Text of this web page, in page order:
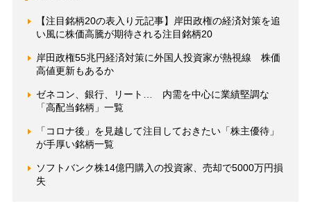
【注目銘柄20の表入り元記事】岸田政権の経済対策を追
い風に株価高騰が期待される注目銘柄20
岸田政権55兆円経済対策に外国人投資家が熱視線 株価
高値更新もあるか
ゼネコン、銀行、リート… 内需を中心に業績堅調な
「高配当銘柄」一覧
「コロナ後」を見越して注目しておきたい「株主優待」
が手厚い銘柄一覧
ソフトバンク株14億円購入の投資家、売却で5000万円損
失